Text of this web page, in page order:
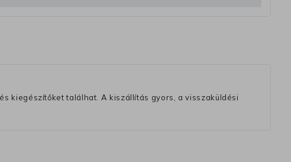
kiegészítőket találhat. A kiszállítás gyors, a visszaküldési